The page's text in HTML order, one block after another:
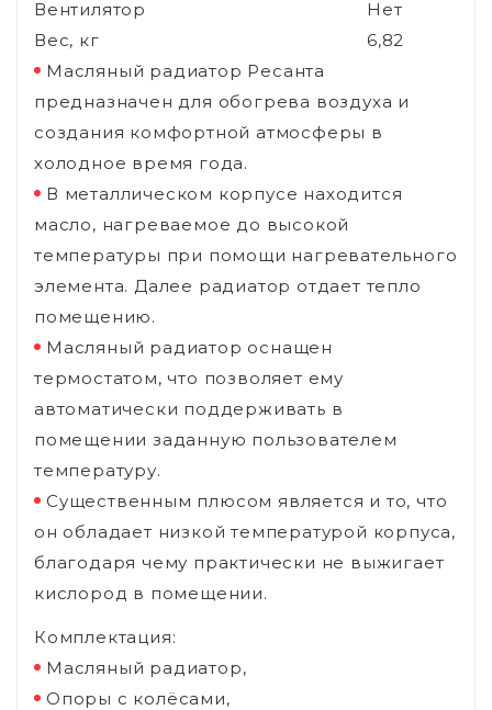
Вентилятор
Нет
Вес, кг
6,82
Масляный радиатор Ресанта
предназначен для обогрева воздуха и
создания комфортной атмосферы в
холодное время года.
В металлическом корпусе находится
масло, нагреваемое до высокой
температуры при помощи нагревательного
элемента. Далее радиатор отдает тепло
помещению.
Масляный радиатор оснащен
термостатом, что позволяет ему
автоматически поддерживать в
помещении заданную пользователем
температуру.
Существенным плюсом является и то, что
он обладает низкой температурой корпуса,
благодаря чему практически не выжигает
кислород в помещении.
Комплектация:
Масляный радиатор,
Опоры с колёсами,